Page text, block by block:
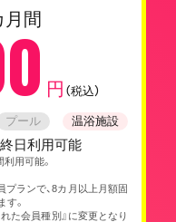
間
円 （税込）
プール 温浴施設
終日利用可能
用可能。
プランで、8カ月以上月額固
。
た会員種別』に変更となり